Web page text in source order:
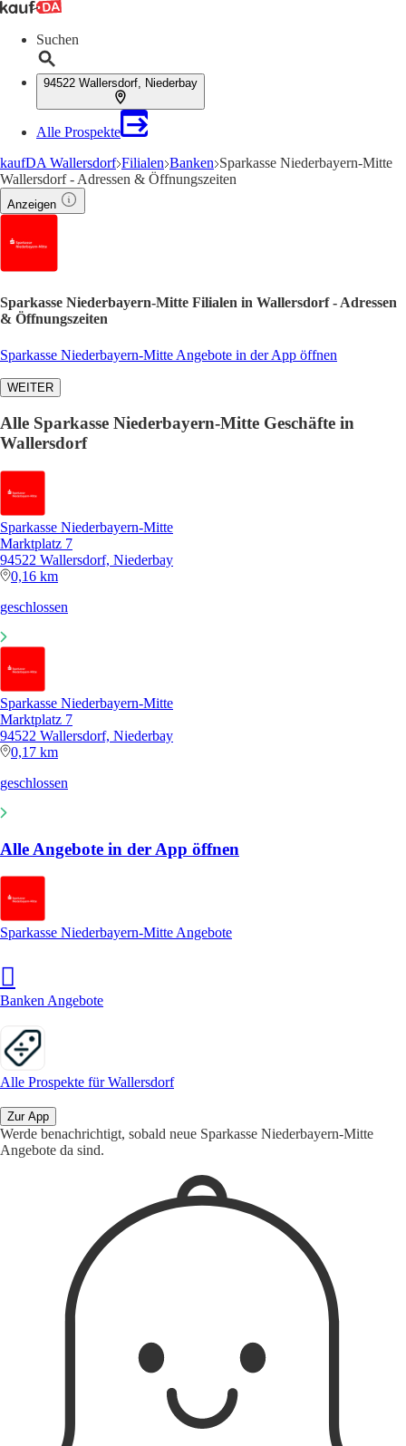
Suchen
94522 Wallersdorf, Niederbay
Alle Prospekte
kaufDA Wallersdorf Filialen Banken Sparkasse Niederbayern-Mitte
Wallersdorf - Adressen & Öffnungszeiten
Anzeigen
Sparkasse Niederbayern-Mitte Filialen in Wallersdorf - Adressen
& Öffnungszeiten
Sparkasse Niederbayern-Mitte Angebote in der App öffnen
WEITER
Alle Sparkasse Niederbayern-Mitte Geschäfte in
Wallersdorf
Sparkasse Niederbayern-Mitte
Marktplatz 7
94522 Wallersdorf, Niederbay
0,16 km
geschlossen
Sparkasse Niederbayern-Mitte
Marktplatz 7
94522 Wallersdorf, Niederbay
0,17 km
geschlossen
Alle Angebote in der App öffnen
Sparkasse Niederbayern-Mitte Angebote
Banken Angebote
Alle Prospekte für Wallersdorf
Zur App
Werde benachrichtigt, sobald neue Sparkasse Niederbayern-Mitte
Angebote da sind.